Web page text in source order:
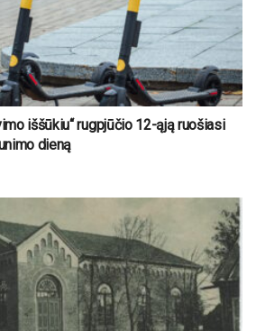
iššūkiu“ rugpjūčio 12-ąją ruošiasi
dieną